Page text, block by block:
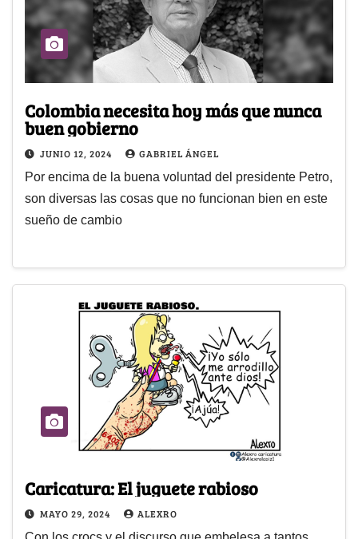
Colombia necesita hoy más que nunca
buen gobierno
JUNIO 12, 2024 GABRIEL ÁNGEL
Por encima de la buena voluntad del presidente Petro,
son diversas las cosas que no funcionan bien en este
sueño de cambio
Caricatura: El juguete rabioso
MAYO 29, 2024 ALEXRO